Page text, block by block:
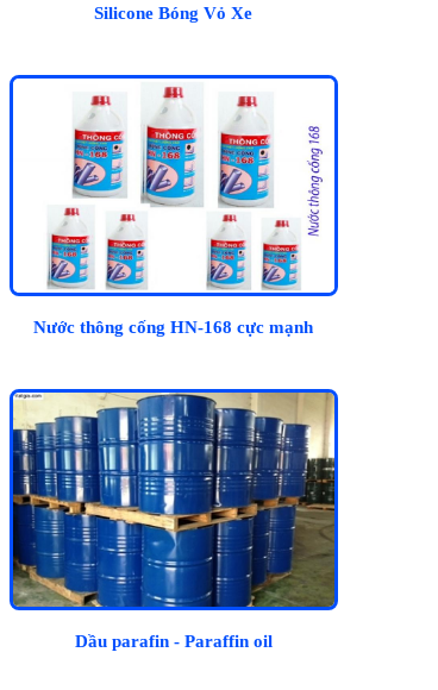
Silicone Bóng Vỏ Xe
Nước thông cống HN-168 cực mạnh
Dầu parafin - Paraffin oil